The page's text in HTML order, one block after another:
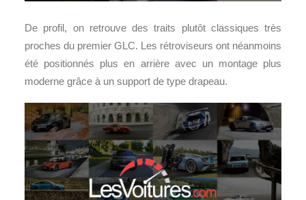
De profil, on retrouve des traits plutôt classiques très
proches du premier GLC. Les rétroviseurs ont néanmoins
été positionnés plus en arrière avec un montage plus
moderne grâce à un support de type drapeau.